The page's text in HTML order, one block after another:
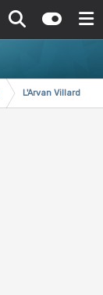
L'Arvan Villard